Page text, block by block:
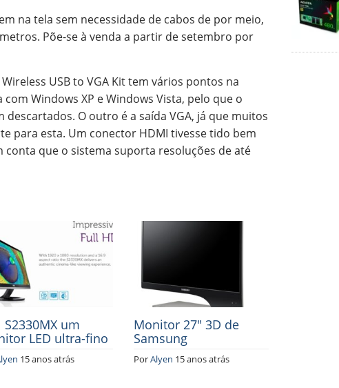
na tela sem necessidade de cabos de por meio,
Põe-se à venda a partir de setembro por
USB to VGA Kit tem vários pontos na
Windows XP e Windows Vista, pelo que o
O outro é a saída VGA, já que muitos
para esta. Um conector HDMI tivesse tido bem
que o sistema suporta resoluções de até
S2330MX um
LED ultra-fino
15 anos atrás
Monitor 27″ 3D de
Samsung
PorAlyen 15 anos atrás